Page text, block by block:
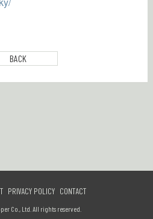
BACK
PRIVACY POLICY CONTACT
Co., Ltd. All rights reserved.